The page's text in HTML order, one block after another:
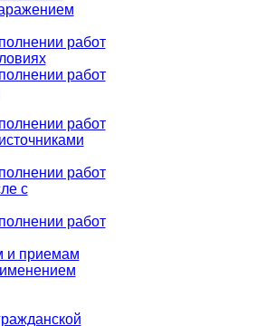
работ
работ
работ
работ
с
работ
и приемам